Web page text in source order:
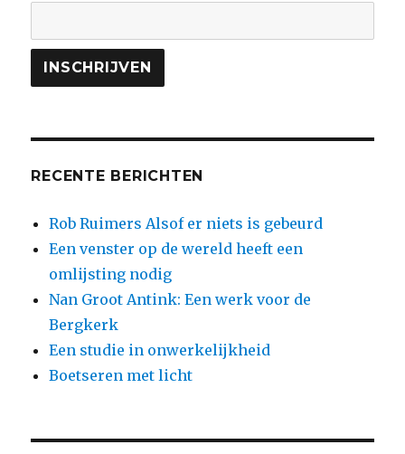
RECENTE BERICHTEN
Rob Ruimers Alsof er niets is gebeurd
Een venster op de wereld heeft een
omlijsting nodig
Nan Groot Antink: Een werk voor de
Bergkerk
Een studie in onwerkelijkheid
Boetseren met licht